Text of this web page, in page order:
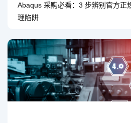
Abaqus 采购必看：3 步辨别官方正
理陷阱